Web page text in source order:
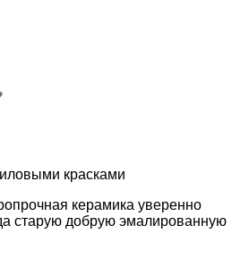
красками
керамика уверенно
старую добрую эмалированную